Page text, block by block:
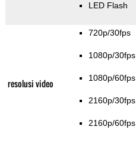
LED Flash
resolusi video
720p/30fps
1080p/30fps
1080p/60fps
2160p/30fps
2160p/60fps